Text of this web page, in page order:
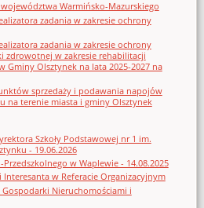
województwa Warmińsko-Mazurskiego
zadania w zakresie ochrony
zadania w zakresie ochrony
zdrowotnej w zakresie rehabilitacji
Gminy Olsztynek na lata 2025-2027 na
sprzedaży i podawania napojów
na terenie miasta i gminy Olsztynek
Szkoły Podstawowej nr 1 im.
- 19.06.2026
w Waplewie - 14.08.2025
Interesanta w Referacie Organizacyjnym
Nieruchomościami i